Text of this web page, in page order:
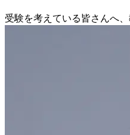
受験を考えている皆さんへ